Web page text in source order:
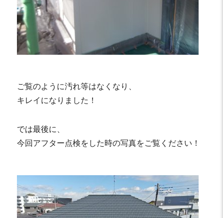
ご覧のように汚れ等はなくなり、
キレイになりました！
では最後に、
今回アフター点検をした時の写真をご覧ください！